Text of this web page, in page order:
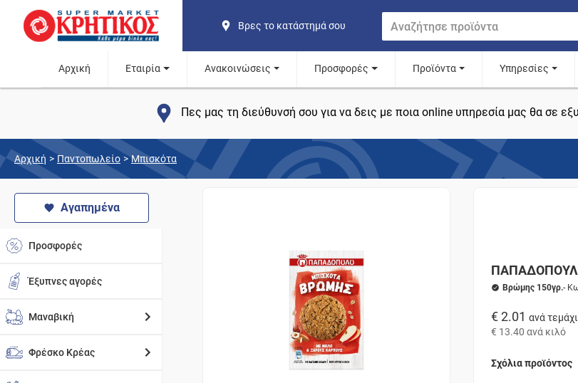
Βρες το κατάστημά σου
Αρχική Εταιρία Ανακοινώσεις Προσφορές Προϊόντα Υπηρεσίες
Πες μας τη διεύθυνσή σου για να δεις με ποια online υπηρεσία μας θα σε
Αρχική > Παντοπωλείο > Μπισκότα
Αγαπημένα
Προσφορές
Έξυπνες αγορές
Μαναβική
Φρέσκο Κρέας
Βρώμης 150γρ.-
€ 2.01 ανά
€ 13.40 ανά κιλό
Σχόλια προϊόντος